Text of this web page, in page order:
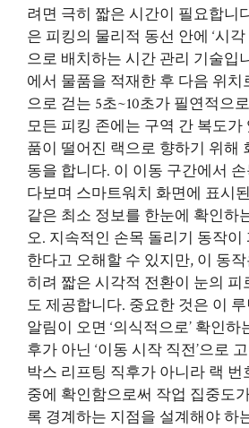
려면 극히 짧은 시간이 필요합니
은 피킹의 물리적 동선 안에 ‘시각
으로 배치하는 시간 관리 기술입
에서 물품을 적재한 후 다음 위치
으로 걷는 5초~10초가 필연적으
모든 피킹 존에는 구역 간 복도가
품이 떨어진 랙으로 향하기 위해
동을 합니다. 이 이동 구간에서
다보며 스마트워치 화면에 표시된
같은 최소 정보를 한눈에 확인하
오. 지속적인 손목 돌리기 동작이
한다고 오해할 수 있지만, 이 동
히려 짧은 시각적 전환이 눈의
도 제공합니다. 중요한 것은 이
알림이 오면 ‘의식적으로’ 확인
후가 아닌 ‘이동 시작 직전’으로
박스 리프팅 직후가 아니라 랙
중에 확인함으로써 작업 집중도
록 경계하는 지점을 설계해야 하